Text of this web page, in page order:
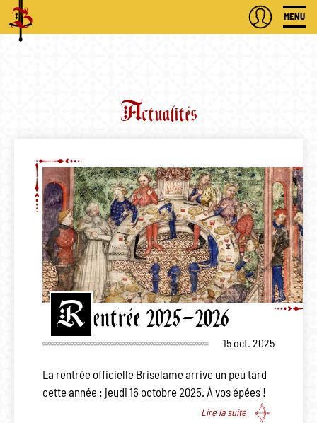
MENU
Actualités
R entrée 2025-2026
15 oct. 2025
La rentrée officielle Briselame arrive un peu tard
cette année : jeudi 16 octobre 2025. À vos épées !
Lire la suite